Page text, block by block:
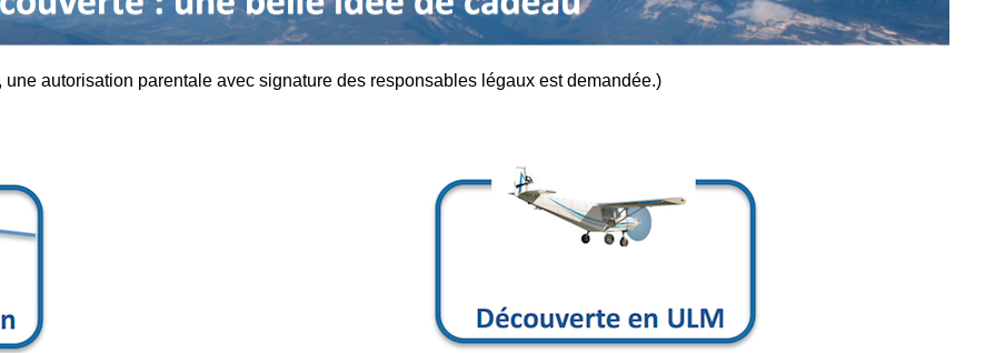
une autorisation parentale avec signature des responsables légaux est demandée.)